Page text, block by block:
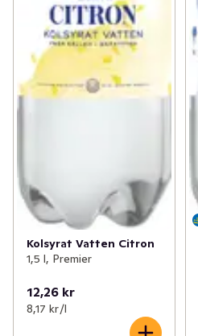
Kolsyrat Vatten Citron
1,5 l, Premier
12,26 kr
8,17 kr /l